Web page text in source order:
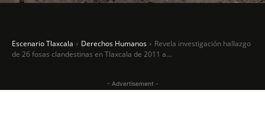
Escenario Tlaxcala Derechos Humanos
Revela investigación hallazgo
de 26 fosas clandestinas en Tlaxcala de 2011 a...
- Advertisement -